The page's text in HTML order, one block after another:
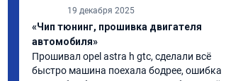
19 декабря 2025
«Чип тюнинг, прошивка двигателя
автомобиля»
Прошивал opel astra h gtc, сделали всё
быстро машина поехала бодрее, ошибка